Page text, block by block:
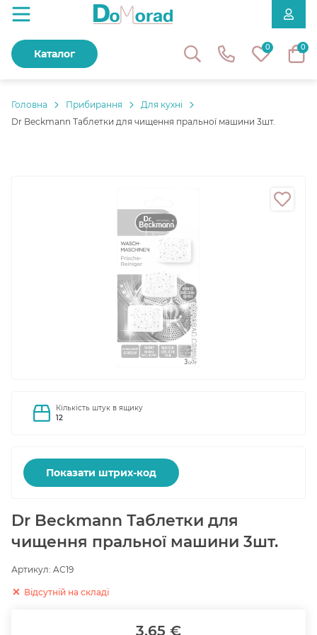
0 0
Каталог
Головнa Прибирання
Для кухні
Dr Beckmann Таблетки для чищення пральної машини 3шт.
Кількість штук в ящику
12
Показати штрих-код
Dr Beckmann Таблетки для
чищення пральної машини 3шт.
Артикул: AC19
Відсутній на складі
3.65 €